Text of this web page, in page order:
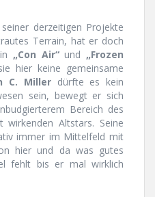
derzeitigen Projekte
Terrain, hat er doch
„Con Air“und „Frozen
hier keine gemeinsame
C. Millerdürfte es kein
sein, bewegt er sich
Bereich des
wirkenden Altstars. Seine
immer im Mittelfeld mit
hier und da was gutes
fehlt bis er mal wirklich